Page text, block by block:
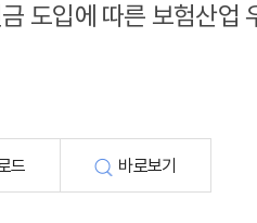
도입에 따른 보험산업
드 바로보기